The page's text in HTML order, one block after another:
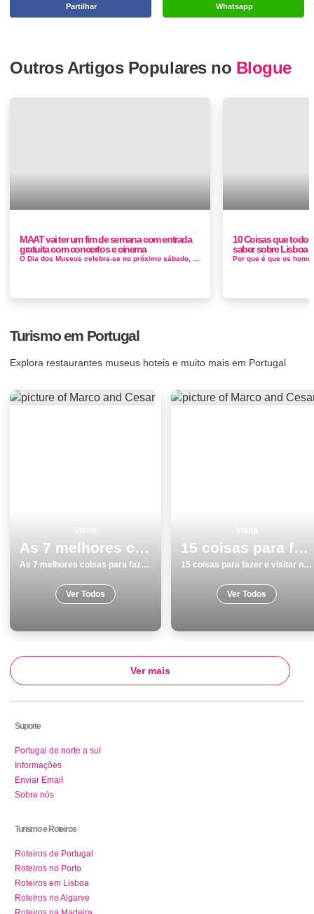
Whatsapp
Partilhar
Outros Artigos Populares no Blogue
MAAT vai ter um fim de semana com entrada
gratuita com concertos e cinema
10 Coisas que
saber sobre Lisboa
Turismo em Portugal
Explora restaurantes museus hoteis e muito mais em Portugal
As 7 melhores coisas para fazer e visitar em Marinha Grande
As 7 melhores coisas para fazer e visitar em Marinha Grande
Ver Todos
15 coisas para fazer e visitar no inverno em Aveiro
15 coisas para fazer e visitar no inverno em Aveiro
Ver Todos
Ver mais
Suporte
Portugal de norte a sul
Informações
Enviar Email
Sobre nós
Turismo e Roteiros
Roteiros de Portugal
Roteiros no Porto
Roteiros em Lisboa
Roteiros no Algarve